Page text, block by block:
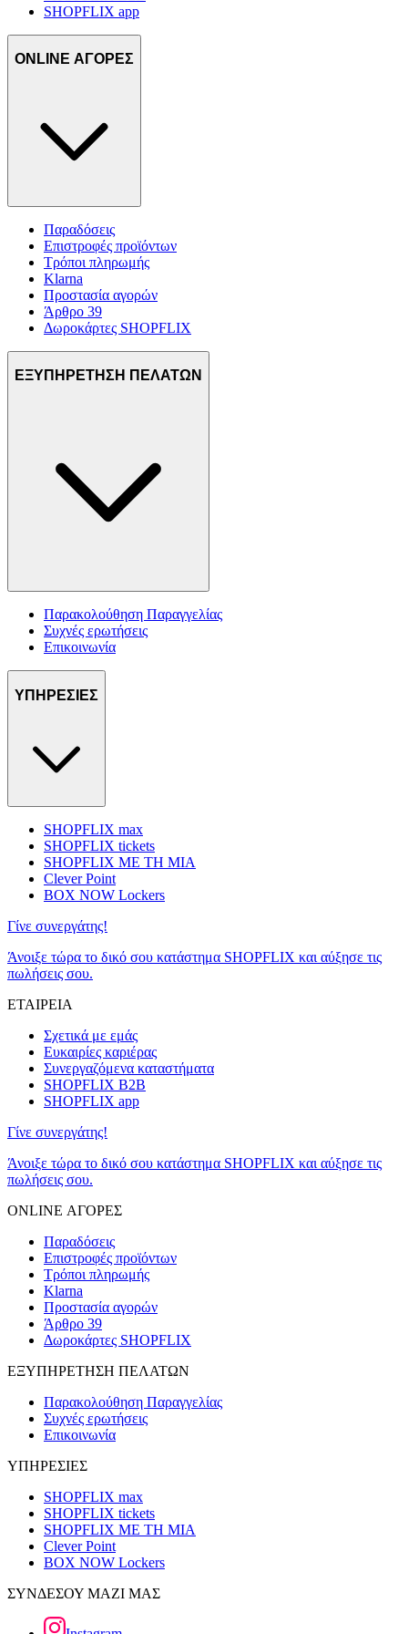
SHOPFLIX app
ONLINE ΑΓΟΡΕΣ
Παραδόσεις
Επιστροφές προϊόντων
Τρόποι πληρωμής
Klarna
Προστασία αγορών
Άρθρο 39
Δωροκάρτες SHOPFLIX
ΕΞΥΠΗΡΕΤΗΣΗ ΠΕΛΑΤΩΝ
Παρακολούθηση Παραγγελίας
Συχνές ερωτήσεις
Επικοινωνία
ΥΠΗΡΕΣΙΕΣ
SHOPFLIX max
SHOPFLIX tickets
SHOPFLIX ΜΕ ΤΗ ΜΙΑ
Clever Point
BOX NOW Lockers
Γίνε συνεργάτης!
Άνοιξε τώρα το δικό σου κατάστημα SHOPFLIX και αύξησε τις
πωλήσεις σου.
ΕΤΑΙΡΕΙΑ
Σχετικά με εμάς
Ευκαιρίες καριέρας
Συνεργαζόμενα καταστήματα
SHOPFLIX B2B
SHOPFLIX app
Γίνε συνεργάτης!
Άνοιξε τώρα το δικό σου κατάστημα SHOPFLIX και αύξησε τις
πωλήσεις σου.
ONLINE ΑΓΟΡΕΣ
Παραδόσεις
Επιστροφές προϊόντων
Τρόποι πληρωμής
Klarna
Προστασία αγορών
Άρθρο 39
Δωροκάρτες SHOPFLIX
ΕΞΥΠΗΡΕΤΗΣΗ ΠΕΛΑΤΩΝ
Παρακολούθηση Παραγγελίας
Συχνές ερωτήσεις
Επικοινωνία
ΥΠΗΡΕΣΙΕΣ
SHOPFLIX max
SHOPFLIX tickets
SHOPFLIX ΜΕ ΤΗ ΜΙΑ
Clever Point
BOX NOW Lockers
ΣΥΝΔΕΣΟΥ ΜΑΖΙ ΜΑΣ